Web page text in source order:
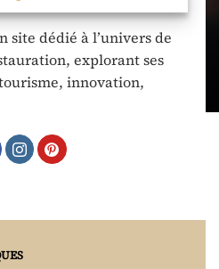
site dédié à l’univers de
explorant ses
innovation,